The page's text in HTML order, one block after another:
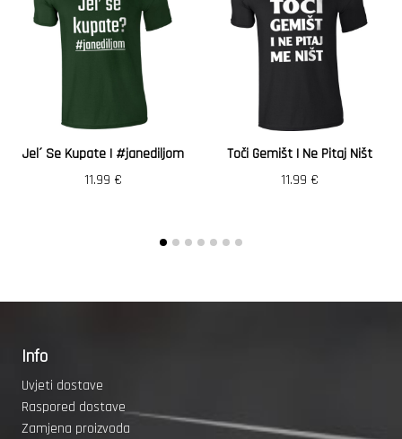
Jel´ Se Kupate | #janediljom
11.99 €
Toči Gemišt I Ne Pitaj Ništ
11.99 €
Info
Uvjeti dostave
Raspored dostave
Zamjena proizvoda